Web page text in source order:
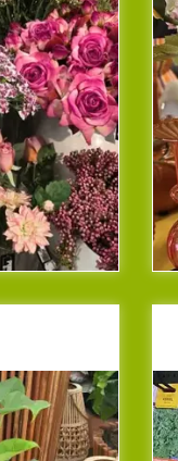
bloemen te
u ook kiezen
Dat staat
stuk langer.
een
combinatie
tot hun
assortiment